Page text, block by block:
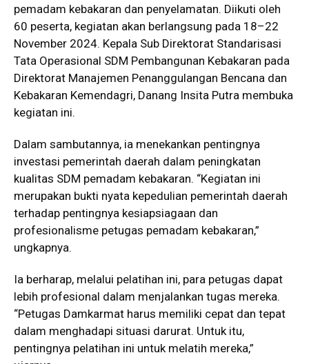
pemadam kebakaran dan penyelamatan. Diikuti oleh
60 peserta, kegiatan akan berlangsung pada 18–22
November 2024. Kepala Sub Direktorat Standarisasi
Tata Operasional SDM Pembangunan Kebakaran pada
Direktorat Manajemen Penanggulangan Bencana dan
Kebakaran Kemendagri, Danang Insita Putra membuka
kegiatan ini.
Dalam sambutannya, ia menekankan pentingnya
investasi pemerintah daerah dalam peningkatan
kualitas SDM pemadam kebakaran. “Kegiatan ini
merupakan bukti nyata kepedulian pemerintah daerah
terhadap pentingnya kesiapsiagaan dan
profesionalisme petugas pemadam kebakaran,”
ungkapnya.
Ia berharap, melalui pelatihan ini, para petugas dapat
lebih profesional dalam menjalankan tugas mereka.
“Petugas Damkarmat harus memiliki cepat dan tepat
dalam menghadapi situasi darurat. Untuk itu,
pentingnya pelatihan ini untuk melatih mereka,”